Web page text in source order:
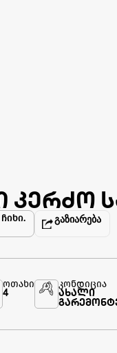
კერძო
გაზიარება
ოთახი
4
კონდიცია
ახალი